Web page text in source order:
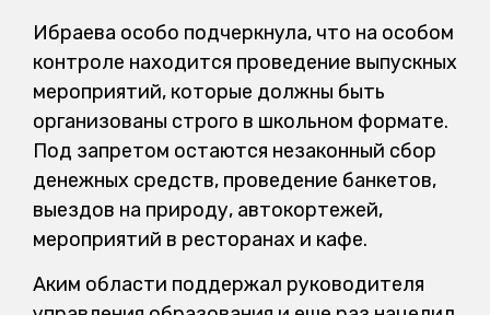
Ибраева особо подчеркнула, что на особом
контроле находится проведение выпускных
мероприятий, которые должны быть
организованы строго в школьном формате.
Под запретом остаются незаконный сбор
денежных средств, проведение банкетов,
выездов на природу, автокортежей,
мероприятий в ресторанах и кафе.
Аким области поддержал руководителя